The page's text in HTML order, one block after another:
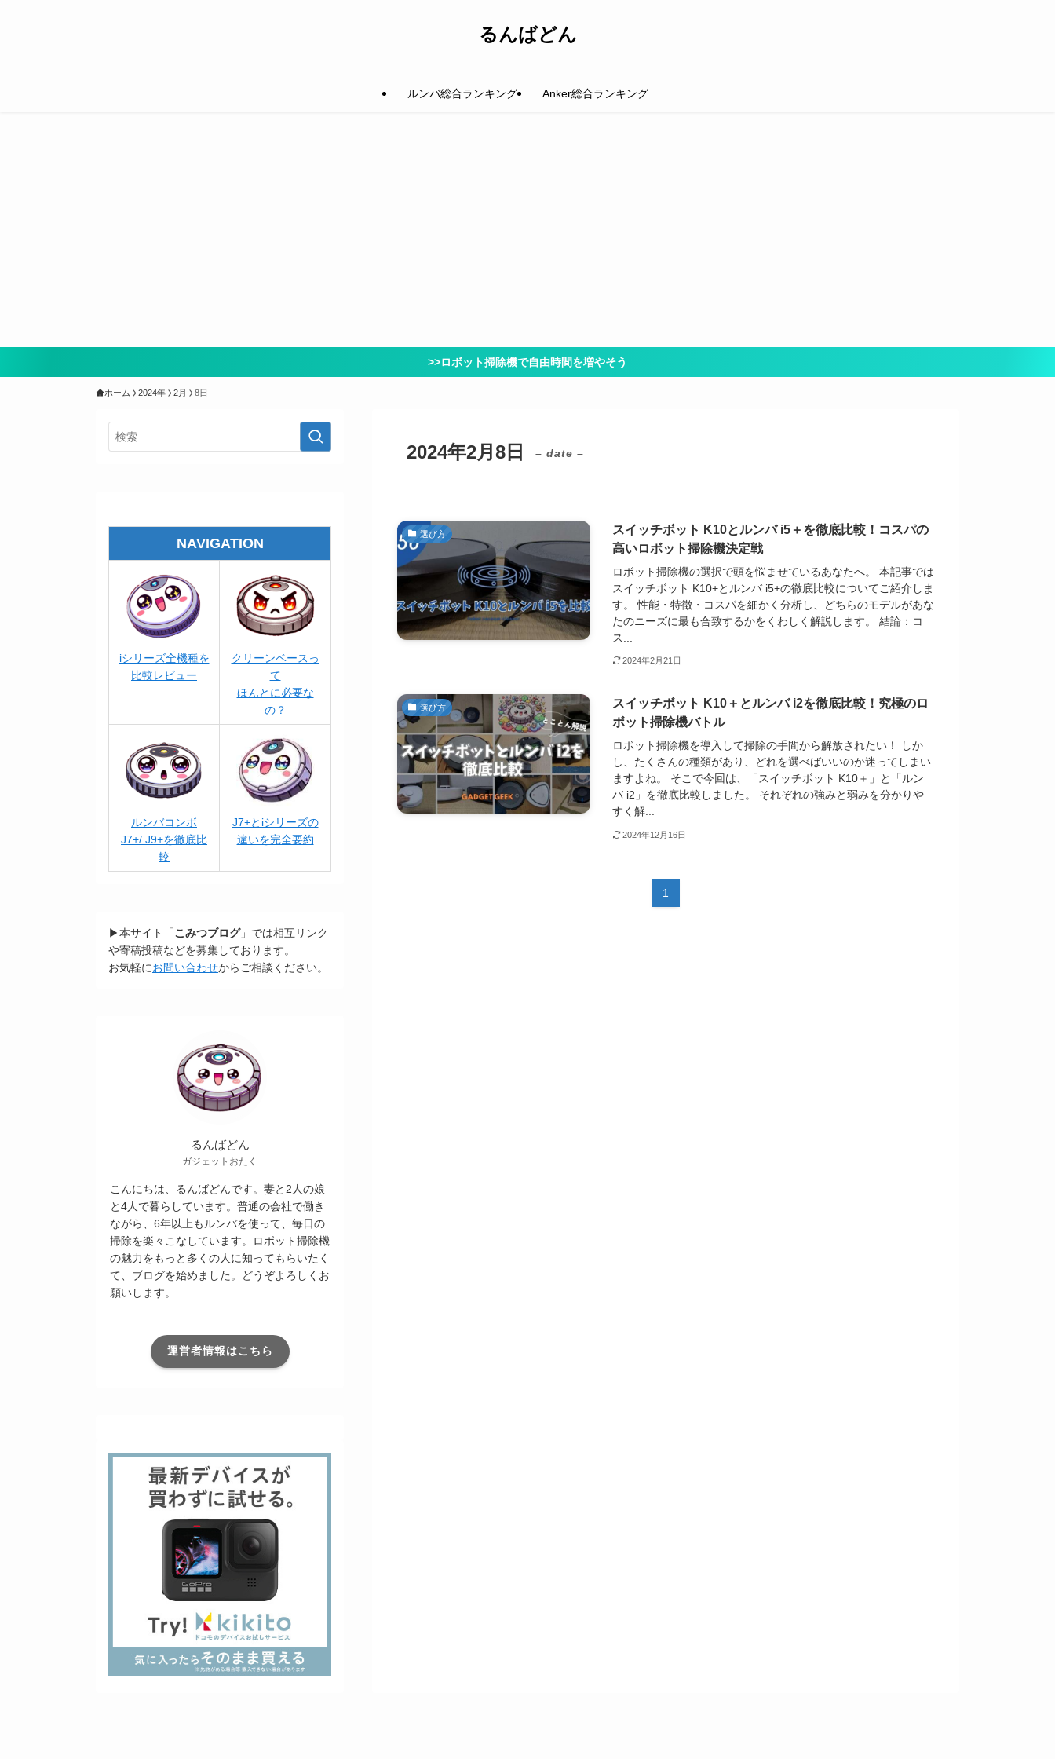
るんばどん
ルンバ総合ランキング Anker総合ランキング
>>ロボット掃除機で自由時間を増やそう
ホーム 2024年 2月 8日
2024年2月8日 – date –
選び方
スイッチボット K10とルンバ i5＋を徹底比較！コスパの
高いロボット掃除機決定戦
ロボット掃除機の選択で頭を悩ませているあなたへ。 本記事では
スイッチボット K10+とルンバ i5+の徹底比較についてご紹介しま
す。 性能・特徴・コスパを細かく分析し、どちらのモデルがあな
たのニーズに最も合致するかをくわしく解説します。 結論：コ
ス...
2024年2月21日
選び方
スイッチボット K10＋とルンバ i2を徹底比較！究極のロ
ボット掃除機バトル
ロボット掃除機を導入して掃除の手間から解放されたい！ しか
し、たくさんの種類があり、どれを選べばいいのか迷ってしまい
ますよね。 そこで今回は、「スイッチボット K10＋」と「ルン
バ i2」を徹底比較しました。 それぞれの強みと弱みを分かりや
すく解...
2024年12月16日
1
NAVIGATION
iシリーズ全機種を
比較レビュー
クリーンベースっ
て
ほんとに必要な
の？
ルンバコンボ
J7+/ J9+を徹底比
較
J7+とiシリーズの
違いを完全要約
▶本サイト「こみつブログ」では相互リンク
や寄稿投稿などを募集しております。
お気軽にお問い合わせからご相談ください。
るんばどん
ガジェットおたく
こんにちは、るんばどんです。妻と2人の娘
と4人で暮らしています。普通の会社で働き
ながら、6年以上もルンバを使って、毎日の
掃除を楽々こなしています。ロボット掃除機
の魅力をもっと多くの人に知ってもらいたく
て、ブログを始めました。どうぞよろしくお
願いします。
運営者情報はこちら